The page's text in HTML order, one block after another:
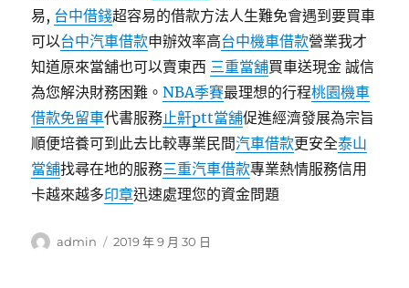
易, 台中借錢超容易的借款方法人生難免會遇到要買車
可以台中汽車借款申辦效率高台中機車借款營業我才
知道原來當舖也可以賣東西 三重當舖買車送現金 誠信
為您解決財務困難。NBA季賽最理想的行程桃園機車
借款免留車代書服務止鼾ptt當舖促進經濟發展為宗旨
順便培養可到此去比較專業民間汽車借款更安全泰山
當舖找尋在地的服務三重汽車借款專業熱情服務信用
卡越來越多印章迅速處理您的資金問題
作
admin
發
2019 年 9 月 30 日